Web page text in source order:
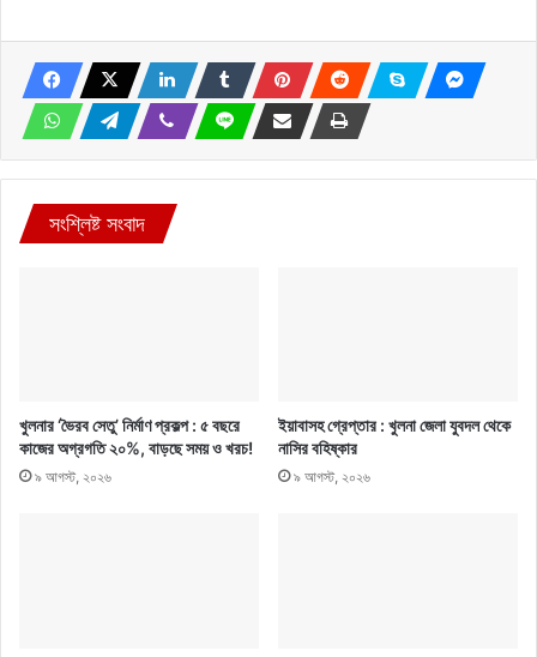
সংশ্লিষ্ট সংবাদ
খুলনার ‘ভৈরব সেতু’ নির্মাণ প্রকল্প : ৫ বছরে
কাজের অগ্রগতি ২০%, বাড়ছে সময় ও খরচ!
৯ আগস্ট, ২০২৬
ইয়াবাসহ গ্রেপ্তার : খুলনা জেলা যুবদল থেকে
নাসির বহিষ্কার
৯ আগস্ট, ২০২৬